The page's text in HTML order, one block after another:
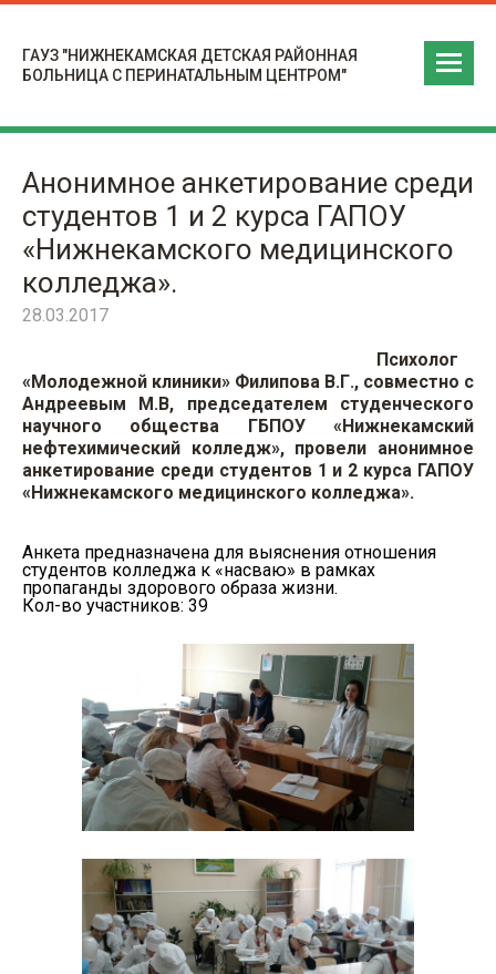
ГАУЗ "НИЖНЕКАМСКАЯ ДЕТСКАЯ РАЙОННАЯ
БОЛЬНИЦА С ПЕРИНАТАЛЬНЫМ ЦЕНТРОМ"
Анонимное анкетирование среди
студентов 1 и 2 курса ГАПОУ
«Нижнекамского медицинского
колледжа».
28.03.2017
Психолог
«Молодежной клиники» Филипова В.Г., совместно с
Андреевым М.В, председателем студенческого
научного общества ГБПОУ «Нижнекамский
нефтехимический колледж», провели анонимное
анкетирование среди студентов 1 и 2 курса ГАПОУ
«Нижнекамского медицинского колледжа».
Анкета предназначена для выяснения отношения
студентов колледжа к «насваю» в рамках
пропаганды здорового образа жизни.
Кол-во участников: 39